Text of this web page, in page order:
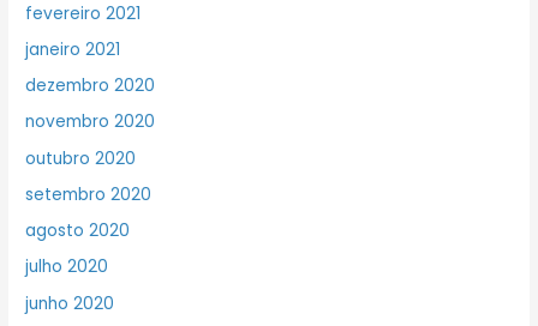
fevereiro 2021
janeiro 2021
dezembro 2020
novembro 2020
outubro 2020
setembro 2020
agosto 2020
julho 2020
junho 2020